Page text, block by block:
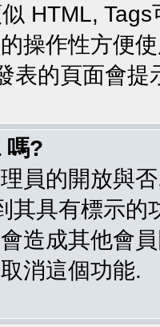
HTML,
操作性方便
表的頁面會提
嗎?
員的開放與
其具有標示
造成其他會
消這個功能.